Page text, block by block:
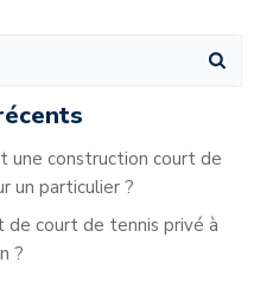
une construction court de
un particulier ?
de court de tennis privé à
?